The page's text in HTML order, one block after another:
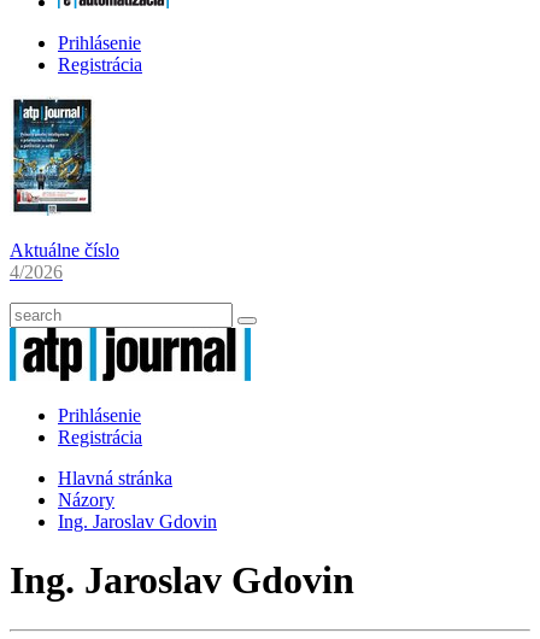
Prihlásenie
Registrácia
Aktuálne číslo
4/2026
Prihlásenie
Registrácia
Hlavná stránka
Názory
Ing. Jaroslav Gdovin
Ing. Jaroslav Gdovin